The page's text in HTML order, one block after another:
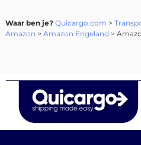
Waar ben je? Quicargo.com >
Amazon > Amazon Engeland >